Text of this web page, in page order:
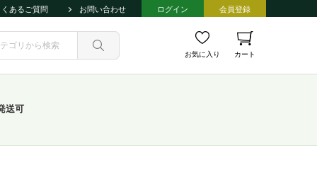
くあるご質問 お問い合わせ ログイン 会員登録
お気に入り カート
送可